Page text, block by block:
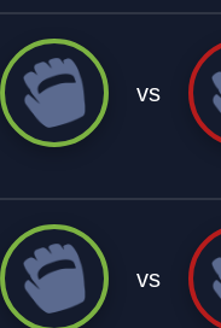
vs
vs